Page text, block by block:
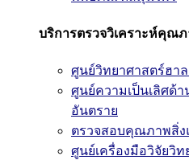
บริการตรวจวิเคราะห์คุณ
ศูนย์วิทยาศาสตร์ฮา
ศูนย์ความเป็นเลิศด้า
อันตราย
ตรวจสอบคุณภาพสิ่ง
ศูนย์เครื่องมือวิจัยวิ